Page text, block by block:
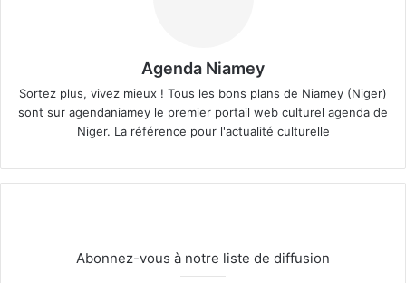
Agenda Niamey
Sortez plus, vivez mieux ! Tous les bons plans de Niamey (Niger)
sont sur agendaniamey le premier portail web culturel agenda de
Niger. La référence pour l'actualité culturelle
Abonnez-vous à notre liste de diffusion